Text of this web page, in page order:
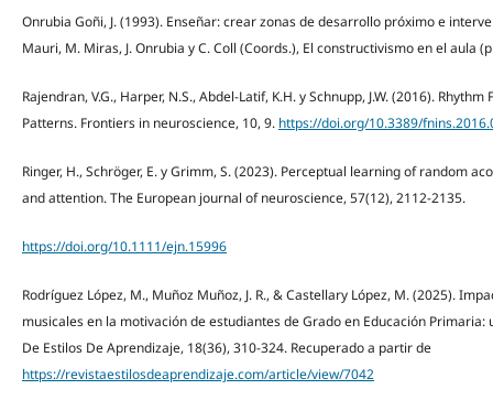
Onrubia Goñi, J. (1993). Enseñar: crear zonas de desarrollo próximo e
Mauri, M. Miras, J. Onrubia y C. Coll (Coords.), El constructivismo en el aula
Rajendran, V.G., Harper, N.S., Abdel-Latif, K.H. y Schnupp, J.W. (2016).
Patterns. Frontiers in neuroscience, 10, 9. https://doi.org/10.3389/
Ringer, H., Schröger, E. y Grimm, S. (2023). Perceptual learning of random
and attention. The European journal of neuroscience, 57(12), 2112-2135.
https://doi.org/10.1111/ejn.15996
Rodríguez López, M., Muñoz Muñoz, J. R., & Castellary López, M. (2025).
musicales en la motivación de estudiantes de Grado en Educación
De Estilos De Aprendizaje, 18(36), 310-324. Recuperado a partir de
https://revistaestilosdeaprendizaje.com/article/view/7042